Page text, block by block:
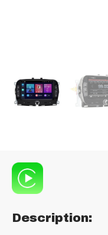
Description: